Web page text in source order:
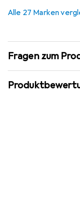
Alle 27 Marken
Fragen zum